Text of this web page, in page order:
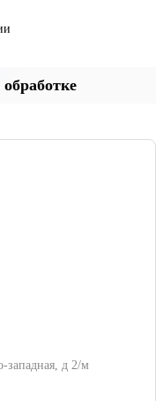
западная, д 2/м